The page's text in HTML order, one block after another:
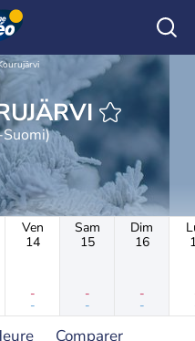
Ven
14
-
-
Sam
15
-
-
Dim
16
-
-
Comparer